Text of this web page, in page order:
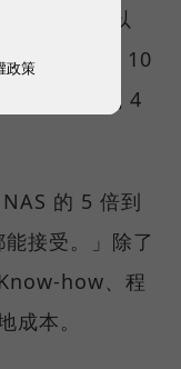
數方案會以
約需新台幣 10
配置 2 張或 4
的 5 倍到
接受。」除了
how、程
成本。
政策